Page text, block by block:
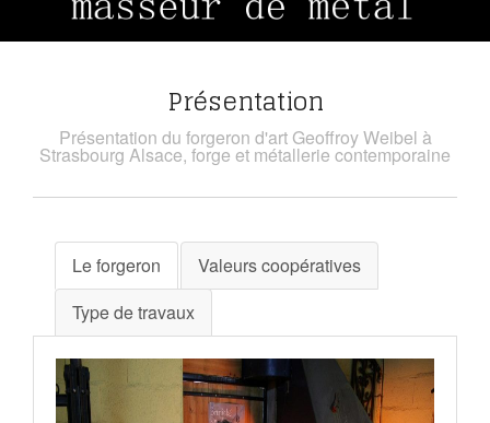
Présentation
Présentation du forgeron d'art Geoffroy Weibel à
Strasbourg Alsace, forge et métallerie contemporaine
Le forgeron
Valeurs coopératives
Type de travaux